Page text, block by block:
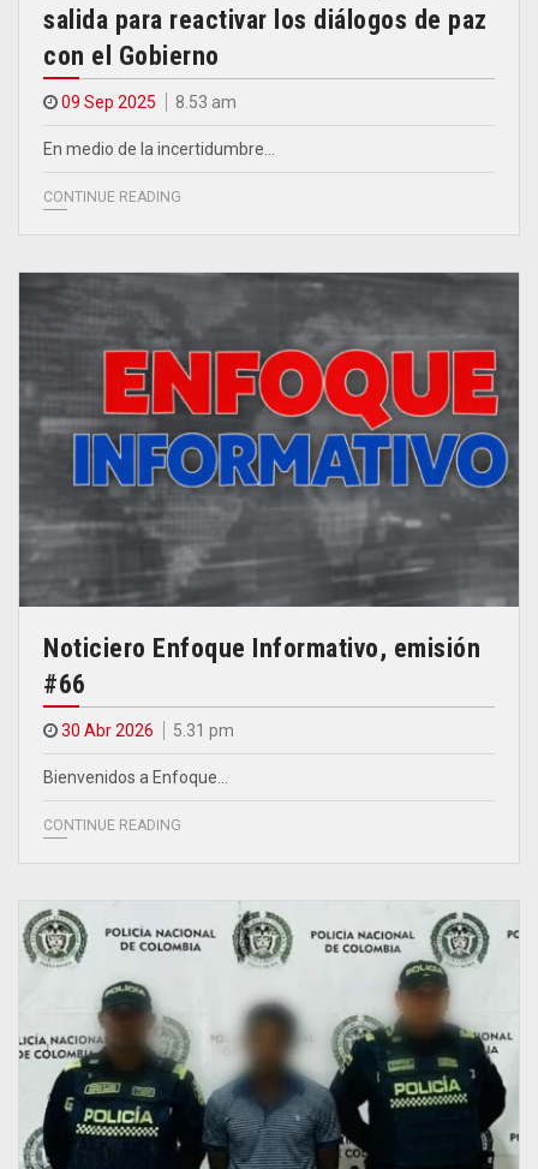
salida para reactivar los diálogos de paz
con el Gobierno
09 Sep 2025 8.53 am
En medio de la incertidumbre…
CONTINUE READING
Noticiero Enfoque Informativo, emisión
#66
30 Abr 2026 5.31 pm
Bienvenidos a Enfoque…
CONTINUE READING